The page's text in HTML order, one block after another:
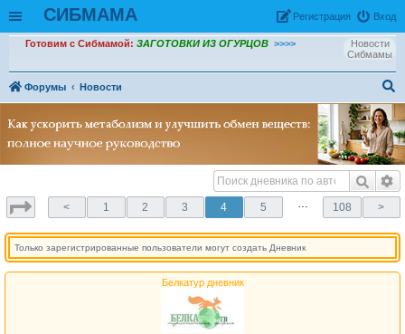
СИБМАМА Вход
Рeгиcтpaция
Новости
Сибмамы
Готовим с Сибмамой: ЗАГОТОВКИ ИЗ ОГУРЦОВ >>>>
Форумы
Новости
ои
ск
< 1 2 3 4 5 … 108 >
Только зарегистрированные пользователи могут создать Дневник
Белкатур дневник